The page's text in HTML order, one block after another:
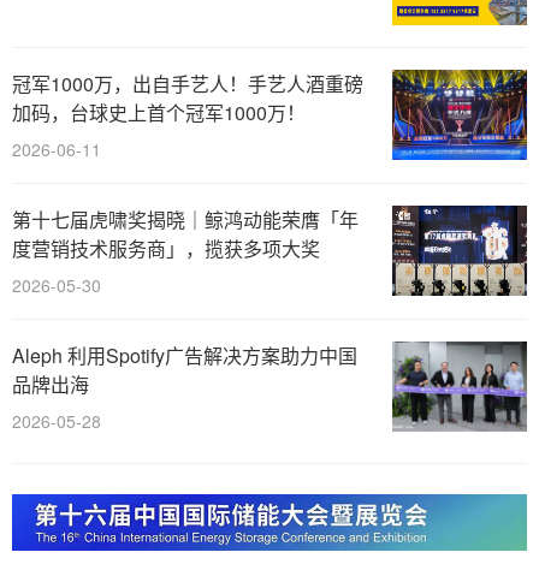
冠军1000万，出自手艺人！手艺人酒重磅
加码，台球史上首个冠军1000万！
2026-06-11
第十七届虎啸奖揭晓｜鲸鸿动能荣膺「年
度营销技术服务商」，揽获多项大奖
2026-05-30
Aleph 利用Spotify广告解决方案助力中国
品牌出海
2026-05-28